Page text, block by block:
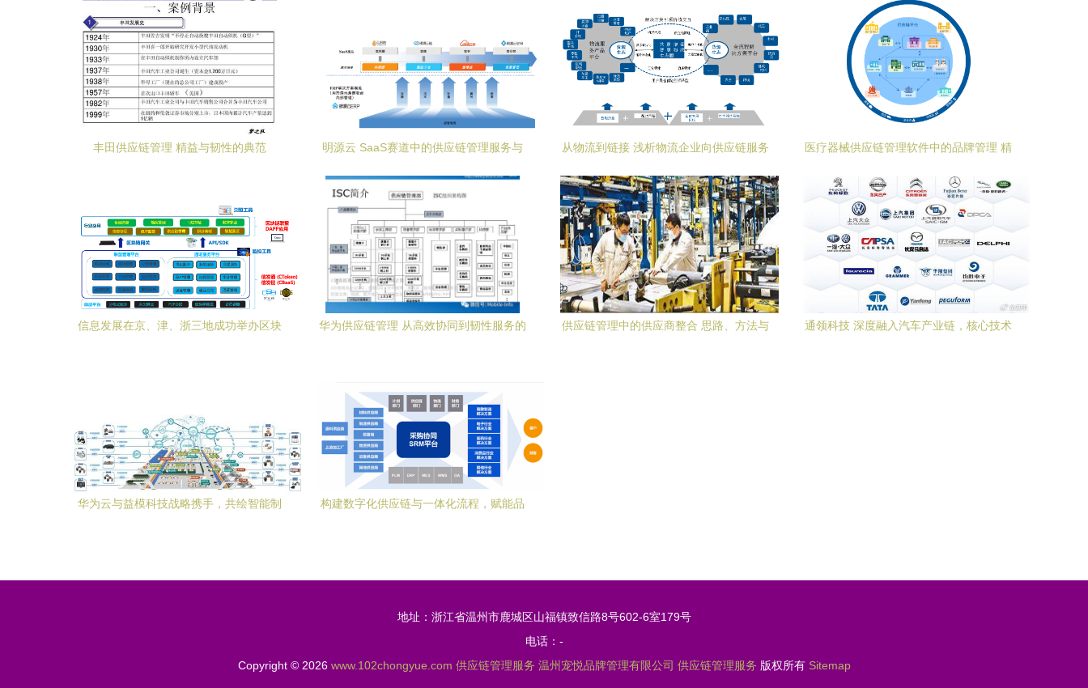
丰田供应链管理 精益与韧性的典范
明源云 SaaS赛道中的供应链管理服务与
从物流到链接 浅析物流企业向供应链服务
医疗器械供应链管理软件中的品牌管理 精
信息发展在京、津、浙三地成功举办区块
华为供应链管理 从高效协同到韧性服务的
供应链管理中的供应商整合 思路、方法与
通领科技 深度融入汽车产业链，核心技术
华为云与益模科技战略携手，共绘智能制
构建数字化供应链与一体化流程，赋能品
地址：浙江省温州市鹿城区山福镇致信路8号602-6室179号
电话：-
Copyright © 2026 www.102chongyue.com 供应链管理服务 温州宠悦品牌管理有限公司 供应链管理服务 版权所有 Sitemap